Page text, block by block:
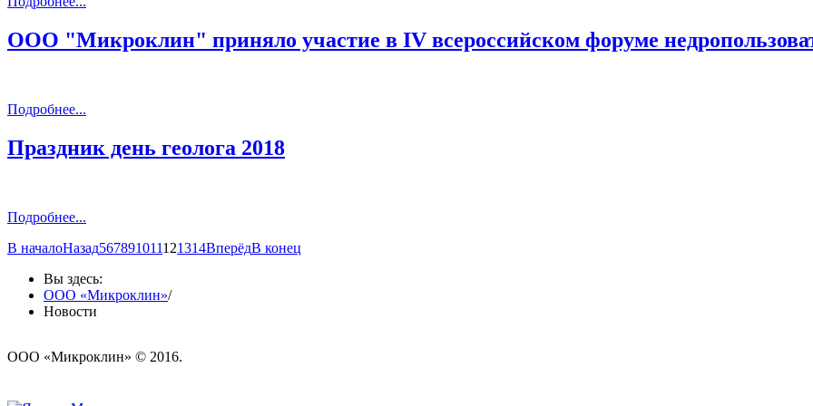
ООО "Микроклин" приняло участие в IV всероссийском форуме
Подробнее...
Праздник день геолога 2018
Подробнее...
В началоНазад567891011121314ВперёдВ конец
Вы здесь:
ООО «Микроклин»/
Новости
ООО «Микроклин» © 2016.